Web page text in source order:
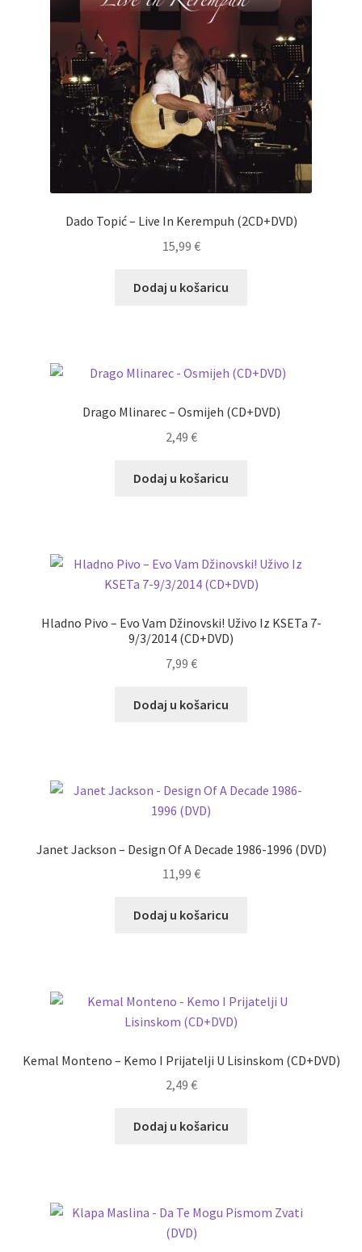
Dado Topić – Live In Kerempuh (2CD+DVD)
15,99 €
Dodaj u košaricu
Drago Mlinarec – Osmijeh (CD+DVD)
2,49 €
Dodaj u košaricu
Hladno Pivo – Evo Vam Džinovski! Uživo Iz KSETa 7-
9/3/2014 (CD+DVD)
7,99 €
Dodaj u košaricu
Janet Jackson – Design Of A Decade 1986-1996 (DVD)
11,99 €
Dodaj u košaricu
Kemal Monteno – Kemo I Prijatelji U Lisinskom (CD+DVD)
2,49 €
Dodaj u košaricu